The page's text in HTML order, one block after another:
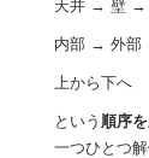
天井 → 壁 →
内部 → 外部
上から下へ
という 順序
一つひとつ解